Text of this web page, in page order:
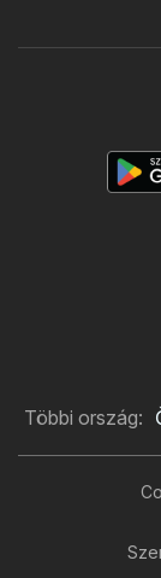
Többi ország: